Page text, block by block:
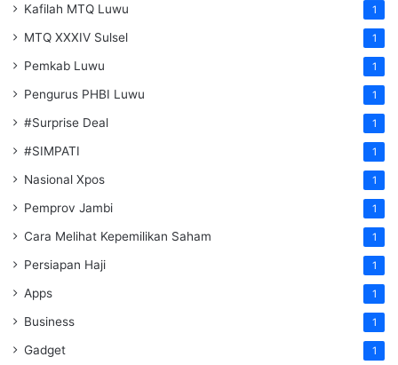
Kafilah MTQ Luwu 1
MTQ XXXIV Sulsel 1
Pemkab Luwu 1
Pengurus PHBI Luwu 1
#Surprise Deal 1
#SIMPATI 1
Nasional Xpos 1
Pemprov Jambi 1
Cara Melihat Kepemilikan Saham 1
Persiapan Haji 1
Apps 1
Business 1
Gadget 1